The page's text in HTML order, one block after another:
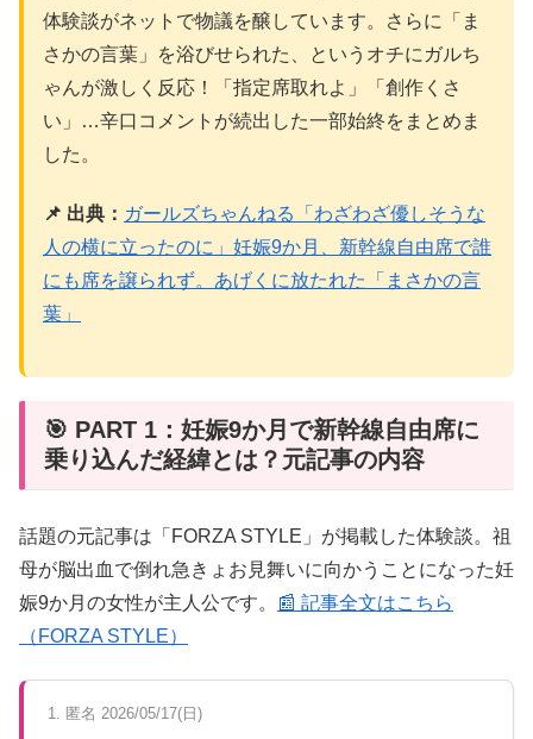
体験談がネットで物議を醸しています。さらに「ま
さかの言葉」を浴びせられた、というオチにガルち
ゃんが激しく反応！「指定席取れよ」「創作くさ
い」…辛口コメントが続出した一部始終をまとめま
した。
📌 出典： ガールズちゃんねる「わざわざ優しそうな
人の横に立ったのに」妊娠9か月、新幹線自由席で誰
にも席を譲られず。あげくに放たれた「まさかの言
葉」
🎯 PART 1：妊娠9か月で新幹線自由席に
乗り込んだ経緯とは？元記事の内容
話題の元記事は「FORZA STYLE」が掲載した体験談。祖
母が脳出血で倒れ急きょお見舞いに向かうことになった妊
娠9か月の女性が主人公です。
📰 記事全文はこちら
（FORZA STYLE）
1. 匿名 2026/05/17(日)